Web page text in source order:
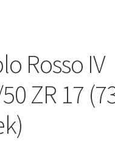
Rosso IV
ZR 17